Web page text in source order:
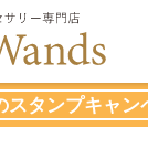
タンプキャン